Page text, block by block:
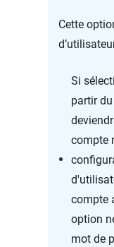
Cette
Si
partir
compte
compte
option
mot de